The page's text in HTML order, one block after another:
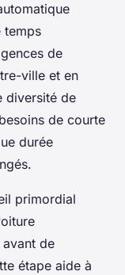
temps
de
ville et en
diversité de
de courte
durée
primordial
de
étape aide à